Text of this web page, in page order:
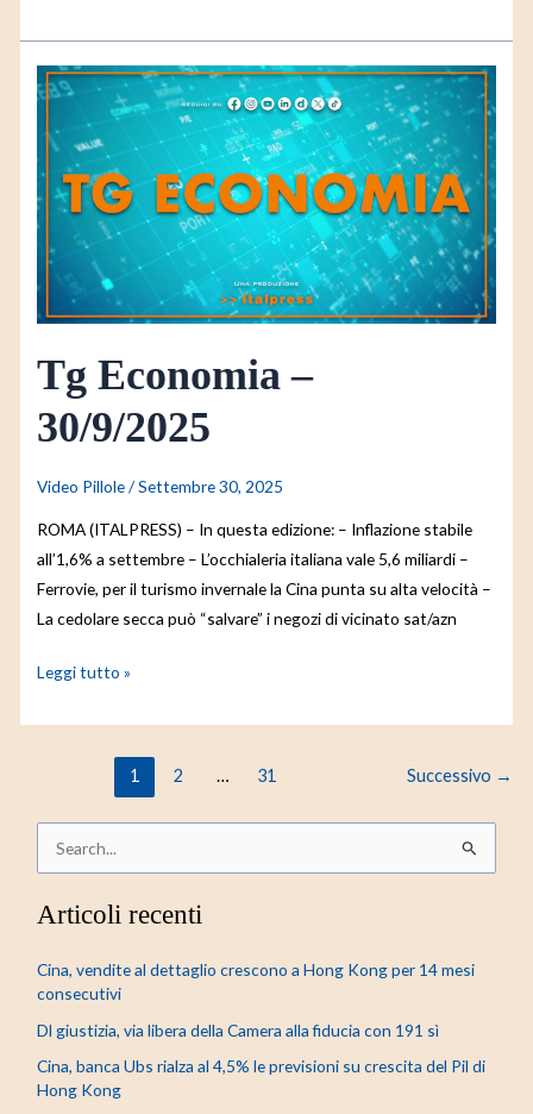
Tg Economia –
30/9/2025
Video Pillole/Settembre 30, 2025
ROMA (ITALPRESS) – In questa edizione: – Inflazione stabile
all’1,6% a settembre – L’occhialeria italiana vale 5,6 miliardi –
Ferrovie, per il turismo invernale la Cina punta su alta velocità –
La cedolare secca può “salvare” i negozi di vicinato sat/azn
Tg
30/9/2025
Leggi tutto »
1 2 … 31 Successivo →
r
a
Articoli recenti
Cina, vendite al dettaglio crescono a Hong Kong per 14 mesi
consecutivi
Dl giustizia, via libera della Camera alla fiducia con 191 sì
Cina, banca Ubs rialza al 4,5% le previsioni su crescita del Pil di
Hong Kong